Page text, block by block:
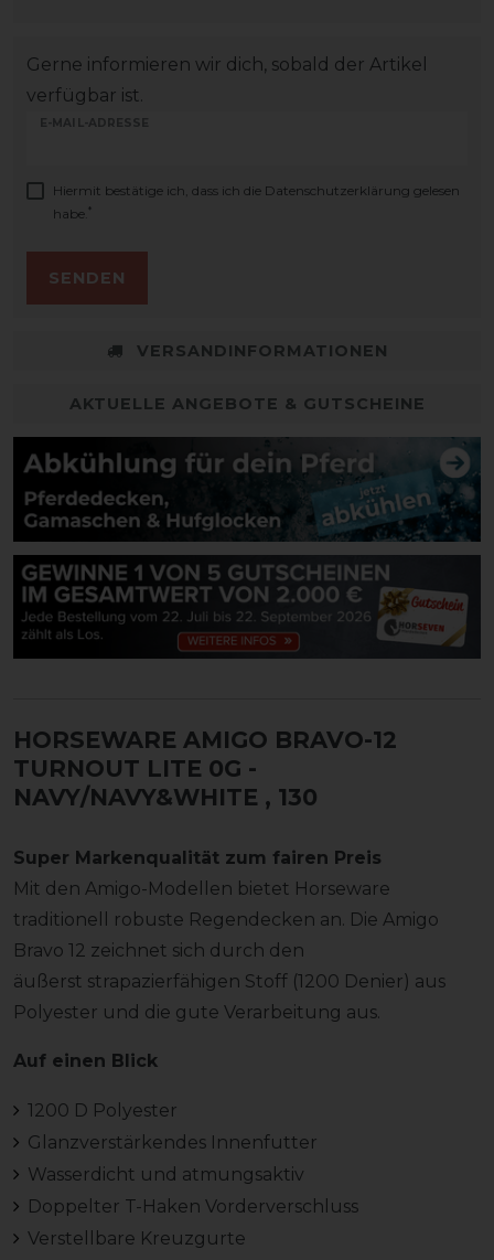
Gerne informieren wir dich, sobald der Artikel
verfügbar ist.
E-MAIL-ADRESSE
Hiermit bestätige ich, dass ich die Daten­schutz­erklärung gelesen
habe. *
SENDEN
VERSANDINFORMATIONEN
AKTUELLE ANGEBOTE & GUTSCHEINE
HORSEWARE AMIGO BRAVO-12
TURNOUT LITE 0G -
NAVY/NAVY&WHITE , 130
Super Markenqualität zum fairen Preis
Mit den Amigo-Modellen bietet Horseware
traditionell robuste Regendecken an. Die Amigo
Bravo 12 zeichnet sich durch den
äußerst strapazierfähigen Stoff (1200 Denier) aus
Polyester und die gute Verarbeitung aus.
Auf einen Blick
1200 D Polyester
Glanzverstärkendes Innenfutter
Wasserdicht und atmungsaktiv
Doppelter T-Haken Vorderverschluss
Verstellbare Kreuzgurte